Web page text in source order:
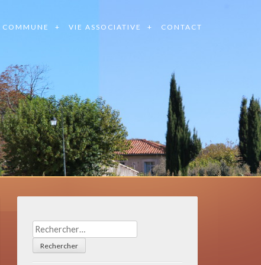
COMMUNE VIE ASSOCIATIVE CONTACT
Rechercher :